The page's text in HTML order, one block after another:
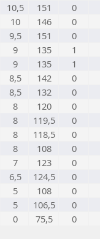
10,5 151 0
10 146 0
9,5 151 0
9 135 1
9 135 1
8,5 142 0
8,5 132 0
8 120 0
8 119,5 0
8 118,5 0
8 108 0
7 123 0
6,5 124,5 0
5 108 0
5 106,5 0
0 75,5 0